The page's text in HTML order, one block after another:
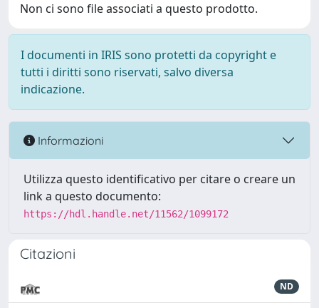
Non ci sono file associati a questo prodotto.
I documenti in IRIS sono protetti da copyright e
tutti i diritti sono riservati, salvo diversa
indicazione.
Informazioni
Utilizza questo identificativo per citare o creare un
link a questo documento:
https://hdl.handle.net/11562/1099172
Citazioni
ND